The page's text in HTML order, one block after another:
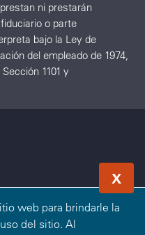
web para brindarle la
del sitio. Al
X
ni prestarán
o parte
bajo la Ley de
del empleado de 1974,
1101 y